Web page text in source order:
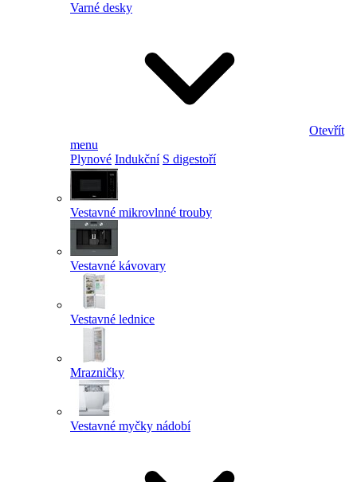
Varné desky
Otevřít
menu
Plynové Indukční S digestoří
Vestavné mikrovlnné trouby
Vestavné kávovary
Vestavné lednice
Mrazničky
Vestavné myčky nádobí